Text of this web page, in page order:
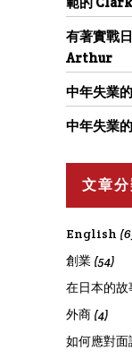
有著實戰
Arthur
中年失業
中年失業
文章
English
創業 (54)
在日本的故
外商 (4)
如何應對面